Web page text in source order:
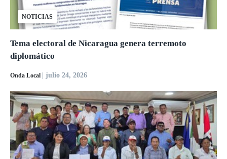
NOTICIAS
Tema electoral de Nicaragua genera terremoto
diplomático
Onda Local | julio 24, 2026